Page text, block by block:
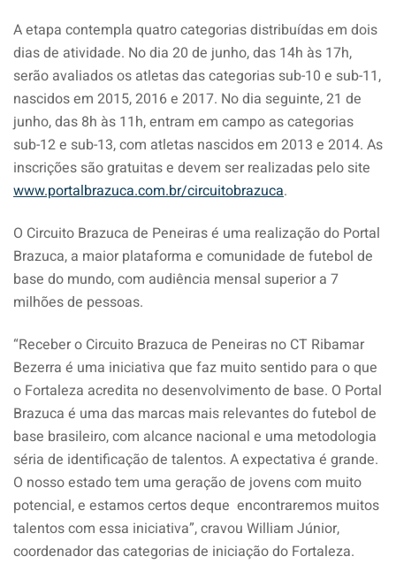
A etapa contempla quatro categorias distribuídas em dois
dias de atividade. No dia 20 de junho, das 14h às 17h,
serão avaliados os atletas das categorias sub-10 e sub-11,
nascidos em 2015, 2016 e 2017. No dia seguinte, 21 de
junho, das 8h às 11h, entram em campo as categorias
sub-12 e sub-13, com atletas nascidos em 2013 e 2014. As
inscrições são gratuitas e devem ser realizadas pelo site
www.portalbrazuca.com.br/circuitobrazuca.
O Circuito Brazuca de Peneiras é uma realização do Portal
Brazuca, a maior plataforma e comunidade de futebol de
base do mundo, com audiência mensal superior a 7
milhões de pessoas.
“Receber o Circuito Brazuca de Peneiras no CT Ribamar
Bezerra é uma iniciativa que faz muito sentido para o que
o Fortaleza acredita no desenvolvimento de base. O Portal
Brazuca é uma das marcas mais relevantes do futebol de
base brasileiro, com alcance nacional e uma metodologia
séria de identificação de talentos. A expectativa é grande.
O nosso estado tem uma geração de jovens com muito
potencial, e estamos certos deque encontraremos muitos
talentos com essa iniciativa”, cravou William Júnior,
coordenador das categorias de iniciação do Fortaleza.